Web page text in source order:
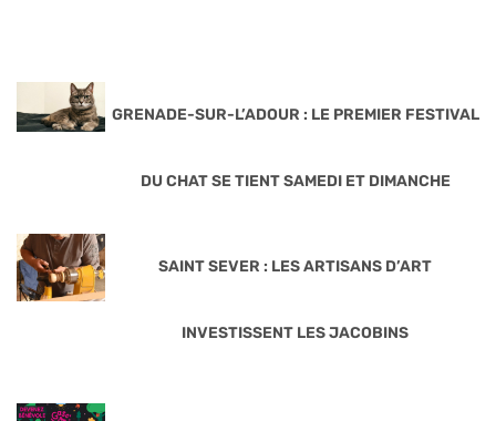
GRENADE-SUR-L’ADOUR : LE PREMIER FESTIVAL
DU CHAT SE TIENT SAMEDI ET DIMANCHE
SAINT SEVER : LES ARTISANS D’ART
INVESTISSENT LES JACOBINS